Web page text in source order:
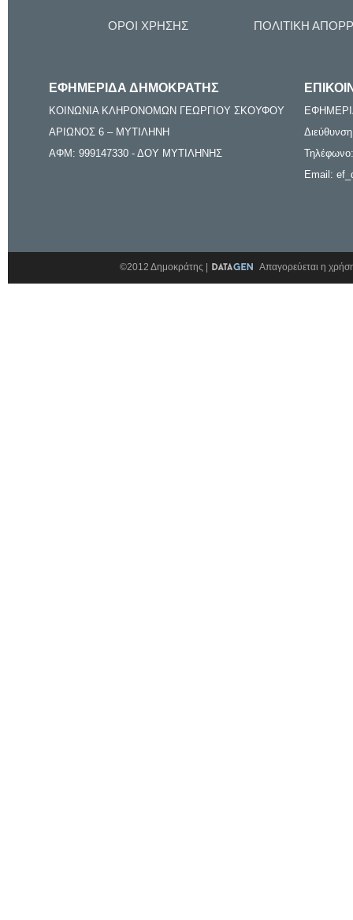
ΟΡΟΙ ΧΡΗΣΗΣ ΠΟΛΙΤΙΚΗ
ΕΦΗΜΕΡΙΔΑ ΔΗΜΟΚΡΑΤΗΣ
ΚΟΙΝΩΝΙΑ ΚΛΗΡΟΝΟΜΩΝ ΓΕΩΡΓΙΟΥ ΣΚΟΥΦΟΥ
ΑΡΙΩΝΟΣ 6 – ΜΥΤΙΛΗΝΗ
ΑΦΜ: 999147330 - ΔΟΥ ΜΥΤΙΛΗΝΗΣ
Email:
©2012 Δημοκράτης | Απαγορεύεται η